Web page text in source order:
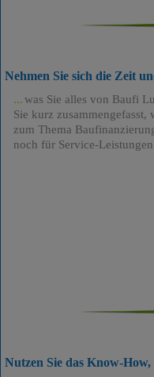
Nehmen Sie sich die Zeit
was Sie alles von Baufi
Sie kurz zusammengefasst,
zum Thema
noch für Service-
Nutzen Sie das Know-How,